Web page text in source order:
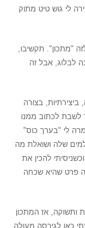
לי גוש טיט מתוק
"מתכון". תקשיבו,
לבלוג, אבל זה
בצורה
לשבת לכתוב ממנו
לי "בערך כוס"
שלה ושואלת מה
להכין את
פרט שהיא שכחה
ותשוקה, אז המתכון
כאן לגירסה מעולה